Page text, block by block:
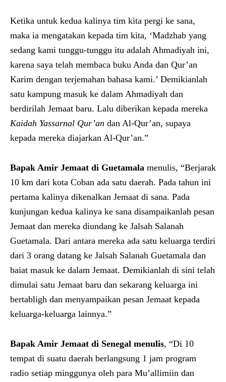
Ketika untuk kedua kalinya tim kita pergi ke sana,
maka ia mengatakan kepada tim kita, ‘Madzhab yang
sedang kami tunggu-tunggu itu adalah Ahmadiyah ini,
karena saya telah membaca buku Anda dan Qur’an
Karim dengan terjemahan bahasa kami.’ Demikianlah
satu kampung masuk ke dalam Ahmadiyah dan
berdirilah Jemaat baru. Lalu diberikan kepada mereka
Kaidah Yassarnal Qur’an dan Al-Qur’an, supaya
kepada mereka diajarkan Al-Qur’an.”
Bapak Amir Jemaat di Guetamala menulis, “Berjarak
10 km dari kota Coban ada satu daerah. Pada tahun ini
pertama kalinya dikenalkan Jemaat di sana. Pada
kunjungan kedua kalinya ke sana disampaikanlah pesan
Jemaat dan mereka diundang ke Jalsah Salanah
Guetamala. Dari antara mereka ada satu keluarga terdiri
dari 3 orang datang ke Jalsah Salanah Guetamala dan
baiat masuk ke dalam Jemaat. Demikianlah di sini telah
dimulai satu Jemaat baru dan sekarang keluarga ini
bertabligh dan menyampaikan pesan Jemaat kepada
keluarga-keluarga lainnya.”
Bapak Amir Jemaat di Senegal menulis, “Di 10
tempat di suatu daerah berlangsung 1 jam program
radio setiap minggunya oleh para Mu’allimiin dan